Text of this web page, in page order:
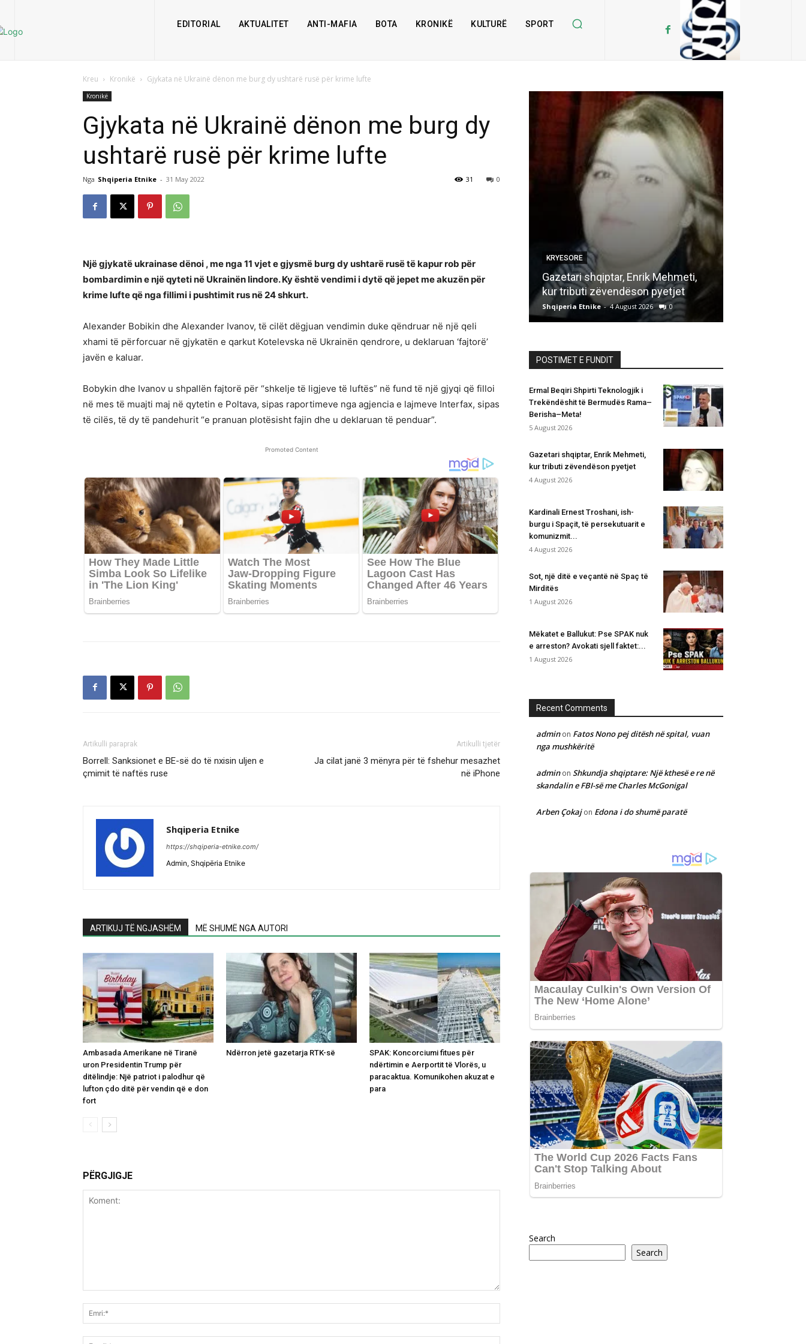
EDITORIAL AKTUALITET ANTI-MAFIA BOTA KRONIKË KULTURË SPORT
Kreu Kronikë Gjykata në Ukrainë dënon me burg dy ushtarë rusë për krime lufte
Kronikë
Gjykata në Ukrainë dënon me burg dy
ushtarë rusë për krime lufte
Nga Shqiperia Etnike - 31 May 2022 0
31
Një gjykatë ukrainase dënoi , me nga 11 vjet e gjysmë burg dy ushtarë rusë të kapur rob për
bombardimin e një qyteti në Ukrainën lindore. Ky është vendimi i dytë që jepet me akuzën për
krime lufte që nga fillimi i pushtimit rus në 24 shkurt.
Alexander Bobikin dhe Alexander Ivanov, të cilët dëgjuan vendimin duke qëndruar në një qeli
xhami të përforcuar në gjykatën e qarkut Kotelevska në Ukrainën qendrore, u deklaruan ‘fajtorë’
javën e kaluar.
Bobykin dhe Ivanov u shpallën fajtorë për “shkelje të ligjeve të luftës” në fund të një gjyqi që filloi
në mes të muajti maj në qytetin e Poltava, sipas raportimeve nga agjencia e lajmeve Interfax, sipas
të cilës, të dy të pandehurit “e pranuan plotësisht fajin dhe u deklaruan të penduar”.
Promoted Content
Artikulli paraprak
Borrell: Sanksionet e BE-së do të nxisin uljen e
çmimit të naftës ruse
Artikulli tjetër
Ja cilat janë 3 mënyra për të fshehur mesazhet
në iPhone
Shqiperia Etnike
https://shqiperia-etnike.com/
Admin, Shqipëria Etnike
ARTIKUJ TË NGJASHËM MË SHUMË NGA AUTORI
Ambasada Amerikane në Tiranë
uron Presidentin Trump për
ditëlindje: Një patriot i palodhur që
lufton çdo ditë për vendin që e don
fort
Ndërron jetë gazetarja RTK-së
SPAK: Koncorciumi fitues për
ndërtimin e Aerportit të Vlorës, u
paracaktua. Komunikohen akuzat e
para
PËRGJIGJE
Ermal Beqiri Shpirti Teknologjik i
Trekëndëshit të Bermudës Rama–
KRYESORE
Gazetari shqiptar, Enrik Mehmeti,
kur tributi zëvendëson pyetjet
Shqiperia Etnike - 4 August 2026 0
POSTIMET E FUNDIT
Ermal Beqiri Shpirti Teknologjik i
Trekëndëshit të Bermudës Rama–
Berisha–Meta!
5 August 2026
Gazetari shqiptar, Enrik Mehmeti,
kur tributi zëvendëson pyetjet
4 August 2026
Kardinali Ernest Troshani, ish-
burgu i Spaçit, të persekutuarit e
komunizmit...
4 August 2026
Sot, një ditë e veçantë në Spaç të
Mirditës
1 August 2026
Mëkatet e Ballukut: Pse SPAK nuk
e arreston? Avokati sjell faktet:...
1 August 2026
Recent Comments
adminon Fatos Nono pej ditësh në spital, vuan
nga mushkëritë
adminon Shkundja shqiptare: Një kthesë e re në
skandalin e FBI-së me Charles McGonigal
Arben Çokajon Edona i do shumë paratë
Search
Search